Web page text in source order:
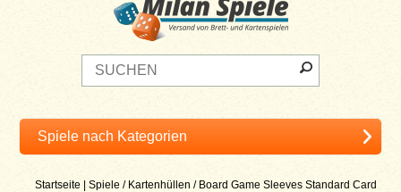
Startseite |Spiele / Kartenhüllen / Board Game Sleeves Standard Card